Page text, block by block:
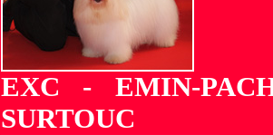
EXC - EMIN-
SURTOUC